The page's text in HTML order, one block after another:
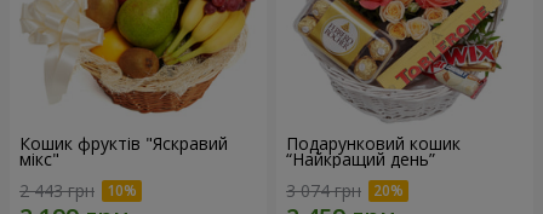
Кошик фруктів "Яскравий
мікс"
2 443 грн
Подарунковий кошик
“Найкращий день”
3 074 грн